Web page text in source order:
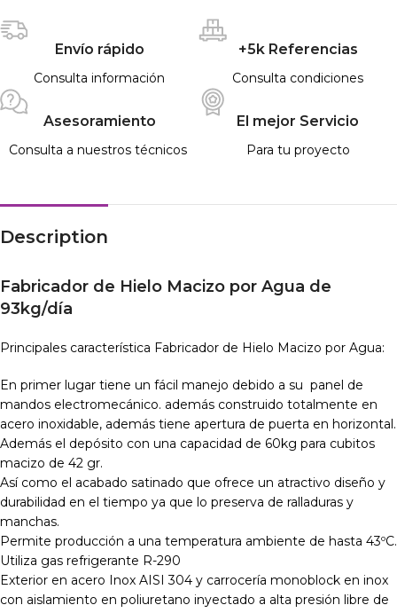
Envío rápido
Consulta información
+5k Referencias
Consulta condiciones
Asesoramiento
Consulta a nuestros técnicos
El mejor Servicio
Para tu proyecto
Description
Fabricador de Hielo Macizo por Agua de
93kg/día
Principales característica Fabricador de Hielo Macizo por Agua:
En primer lugar tiene un fácil manejo debido a su panel de
mandos electromecánico. además construido totalmente en
acero inoxidable, además tiene apertura de puerta en horizontal.
Además el depósito con una capacidad de 60kg para cubitos
macizo de 42 gr.
Así como el acabado satinado que ofrece un atractivo diseño y
durabilidad en el tiempo ya que lo preserva de ralladuras y
manchas.
Permite producción a una temperatura ambiente de hasta 43ºC.
Utiliza gas refrigerante R-290
Exterior en acero Inox AISI 304 y carrocería monoblock en inox
con aislamiento en poliuretano inyectado a alta presión libre de